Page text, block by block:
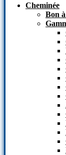
Cheminée
Bon